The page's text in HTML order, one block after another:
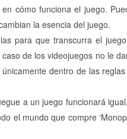
cómo funciona el juego.
la esencia del juego.
para que transcurra el
de los videojuegos no le
dentro de las
a un juego funcionará
el mundo que compre